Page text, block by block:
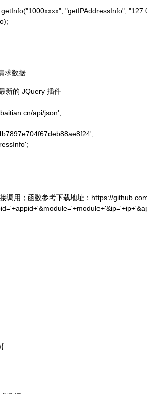
"getIPAddressInfo",
求数据
新的 JQuery 插件
api/json';
调用；函数参考下载地址：https://